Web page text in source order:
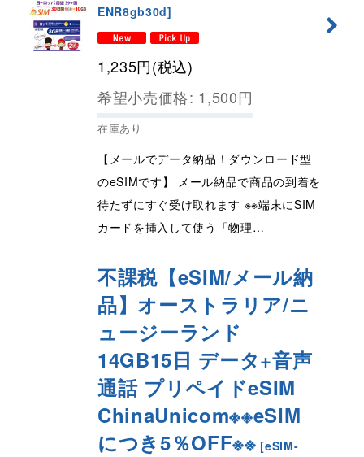
ENR8gb30d]
1,235円(税込)
希望小売価格: 1,500円
在庫あり
【メールでデータ納品！ダウンロード型
のeSIMです】 メール納品で商品の到着を
待たずにすぐ受け取れます ※※端末にSIM
カードを挿入して使う「物理…
不課税【eSIM/メール納
品】オーストラリア/ニ
ュージーランド
14GB15日 データ+音声
通話 プリペイドeSIM
ChinaUnicom※※eSIM
につき5％OFF※※ [eSIM-